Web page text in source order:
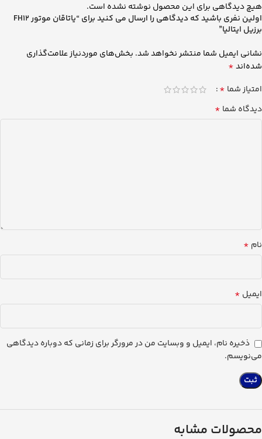
هیچ دیدگاهی برای این محصول نوشته نشده است.
اولین نفری باشید که دیدگاهی را ارسال می کنید برای “یاتاقان موتور FH12
برزیل ایتالیا”
نشانی ایمیل شما منتشر نخواهد شد. بخش‌های موردنیاز علامت‌گذاری
شده‌اند*
امتیاز شما *
دیدگاه شما *
نام *
ایمیل *
ذخیره نام، ایمیل و وبسایت من در مرورگر برای زمانی که دوباره دیدگاهی
می‌نویسم.
محصولات مشابه